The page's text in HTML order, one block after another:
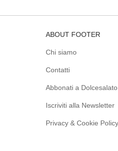
ABOUT FOOTER
Chi siamo
Contatti
Abbonati a Dolcesalato
Iscriviti alla Newsletter
Privacy & Cookie Policy